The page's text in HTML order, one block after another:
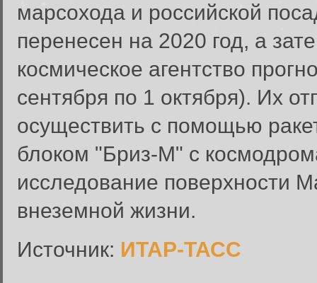
марсохода и российской
перенесен на 2020 год, а
космическое агентство
сентября по 1 октября). Их
осуществить с помощью
блоком "Бриз-М" с
исследование поверхности
внеземной жизни.
Источник: ИТАР-ТАСС
Забыли пароль?
Введите свое имя
Инструкция по сбросу
введенному адресу.
Сбросить пароль